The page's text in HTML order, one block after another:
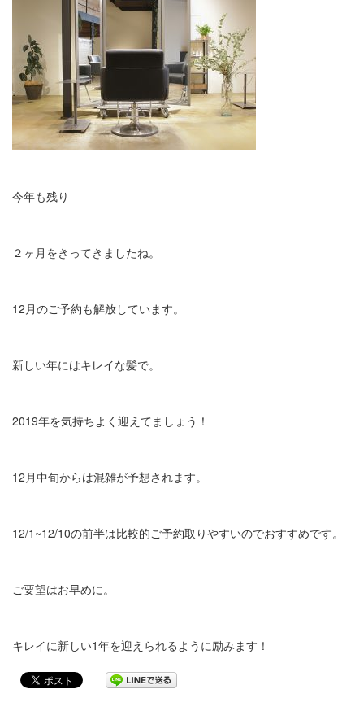
今年も残り
２ヶ月をきってきましたね。
12月のご予約も解放しています。
新しい年にはキレイな髪で。
2019年を気持ちよく迎えてましょう！
12月中旬からは混雑が予想されます。
12/1~12/10の前半は比較的ご予約取りやすいのでおすすめです。
ご要望はお早めに。
キレイに新しい1年を迎えられるように励みます！